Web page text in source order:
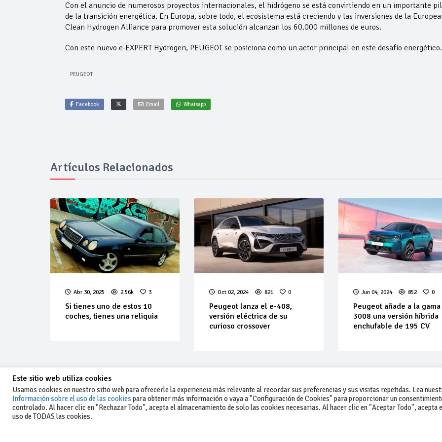
Con el anuncio de numerosos proyectos internacionales, el hidrógeno se está convirtiendo en un importante
de la transición energética. En Europa, sobre todo, el ecosistema está creciendo y las inversiones de la
Clean Hydrogen Alliance para promover esta solución alcanzan los 60.000 millones de euros.
Con este nuevo e-EXPERT Hydrogen, PEUGEOT se posiciona como un actor principal en este desafío energético.
PEUGEOT
Facebook Email Whatsapp
Artículos Relacionados
Abr 30, 2025 2.56k 3
Si tienes uno de estos 10
coches, tienes una reliquia
Oct 02, 2024 821 0
Peugeot lanza el e-408,
versión eléctrica de su
curioso crossover
Jun 04, 2024 852 0
Peugeot añade a la gama
3008 una versión híbrida
enchufable de 195 CV
-Aviso legal y condiciones generales
-Contacto
Este sitio web utiliza cookies
Usamos cookies en nuestro sitio web para ofrecerle la experiencia más relevante al recordar sus preferencias y sus visitas repetidas. Lea
Información sobre el uso de las cookies para obtener más información o vaya a "Configuración de Cookies" para proporcionar un
controlado. Al hacer clic en "Rechazar Todo", acepta el almacenamiento de solo las cookies necesarias. Al hacer clic en "Aceptar Todo", acepta
uso de TODAS las cookies.